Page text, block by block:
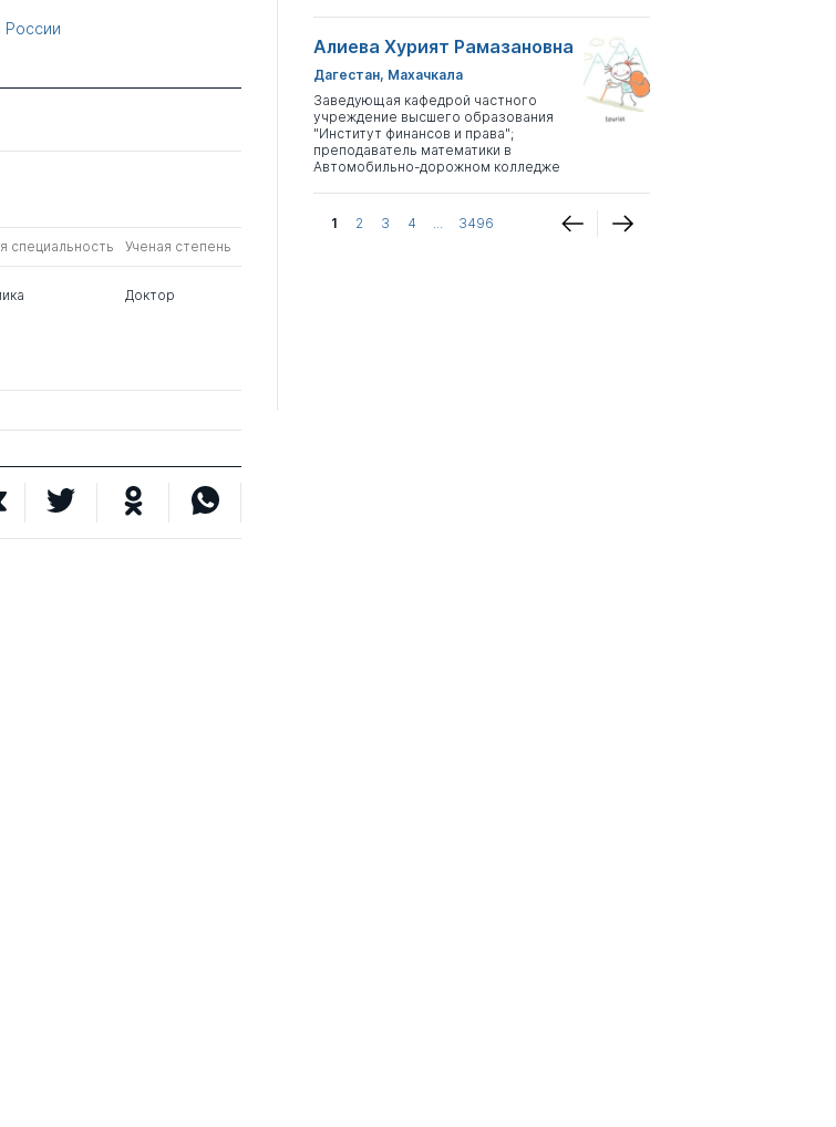
России
специальность Ученая степень
Доктор
Алиева Хурият Рамазановна
Дагестан, Махачкала
Заведующая кафедрой частного
учреждение высшего образования
"Институт финансов и права";
преподаватель математики в
Автомобильно-дорожном колледже
1 2 3 4 ... 3496